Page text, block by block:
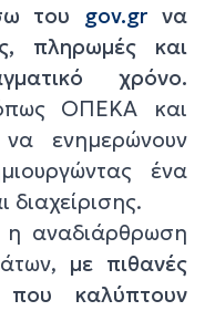
του gov.gr να
πληρωμές και
χρόνο.
ΟΠΕΚΑ και
ενημερώνουν
ένα
διαχείρισης.
αναδιάρθρωση
με πιθανές
που καλύπτουν